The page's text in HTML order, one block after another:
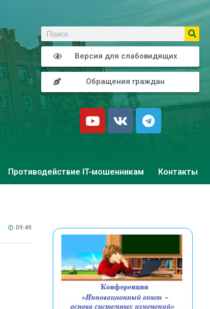
Версия для слабовидящих
Обращения граждан
Противодействие IT-мошенникам Контакты
09:49